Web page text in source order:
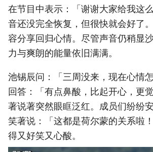
在节目中表示：「谢谢大家给我这
音还没完全恢复，但很快就会好了
容分享回归心情。尽管声音仍稍显
力与爽朗的能量依旧满满。
池锡辰问：「三周没来，现在心情
回答：「有点鼻酸，比起开心，更
著说著突然眼眶泛红。成员们纷纷
笑著说：「这都是荷尔蒙的关系啦
得又好笑又心酸。